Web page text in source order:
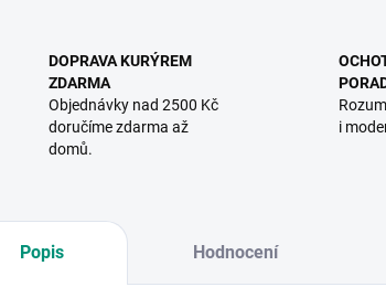
DOPRAVA KURÝREM
ZDARMA
Objednávky nad 2500 Kč
doručíme zdarma až
domů.
i
Popis Hodnocení